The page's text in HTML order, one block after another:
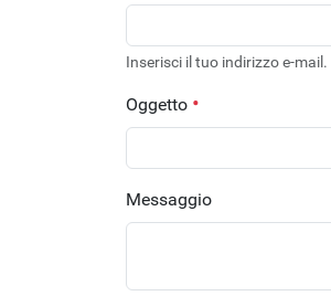
Inserisci il tuo indirizzo e-mail.
Oggetto
Messaggio